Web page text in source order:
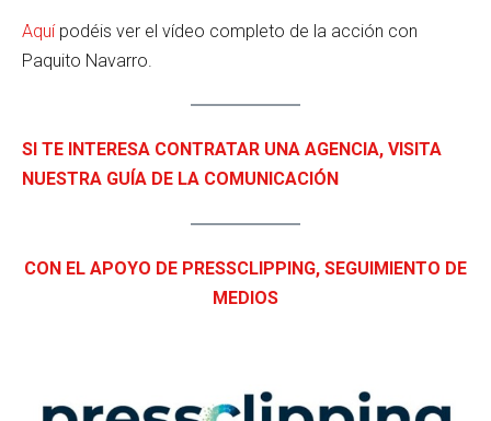
Aquípodéis ver el vídeo completo de la acción con
Paquito Navarro.
SI TE INTERESA CONTRATAR UNA AGENCIA, VISITA
NUESTRA GUÍA DE LA COMUNICACIÓN
CON EL APOYO DE PRESSCLIPPING, SEGUIMIENTO DE
MEDIOS